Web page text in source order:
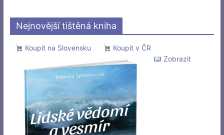
Nejnovější tištěná kniha
Koupit na Slovensku
Koupit v ČR
Zobrazit